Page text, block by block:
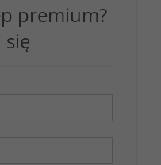
premium?